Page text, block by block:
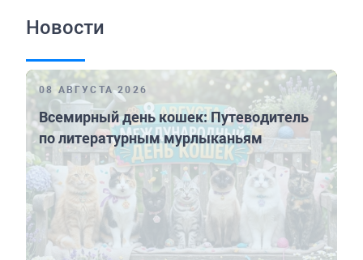
Новости
08 АВГУСТА 2026
Всемирный день кошек: Путеводитель
по литературным мурлыканьям